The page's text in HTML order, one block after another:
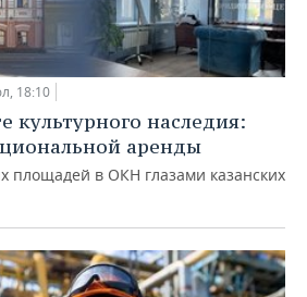
18:10
культурного наследия:
аренды
площадей в ОКН глазами казанских